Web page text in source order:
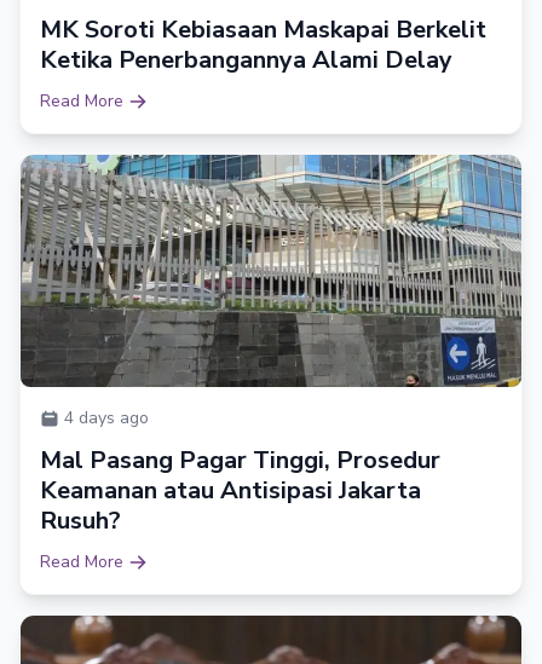
MK Soroti Kebiasaan Maskapai Berkelit
Ketika Penerbangannya Alami Delay
Read More
4 days ago
Mal Pasang Pagar Tinggi, Prosedur
Keamanan atau Antisipasi Jakarta
Rusuh?
Read More